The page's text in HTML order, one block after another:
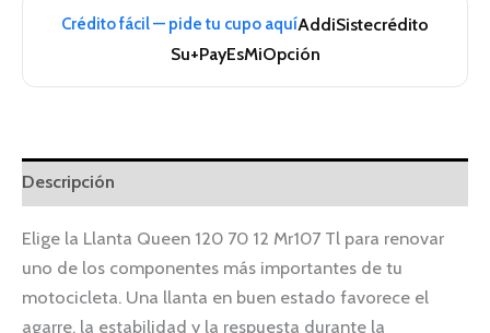
Crédito fácil — pide tu cupo aquíAddiSistecrédito
Su+PayEsMiOpción
Descripción
Elige la Llanta Queen 120 70 12 Mr107 Tl para renovar
uno de los componentes más importantes de tu
motocicleta. Una llanta en buen estado favorece el
agarre, la estabilidad y la respuesta durante la